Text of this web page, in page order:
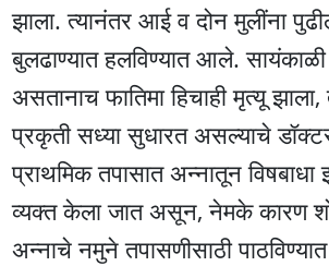
झाला. त्यानंतर आई व दोन मुलींना
बुलढाण्यात हलविण्यात आले.
असतानाच फातिमा हिचाही मृत्यू झाला,
प्रकृती सध्या सुधारत असल्याचे
प्राथमिक तपासात अन्नातून विषबाधा
व्यक्त केला जात असून, नेमके कारण
अन्नाचे नमुने तपासणीसाठी